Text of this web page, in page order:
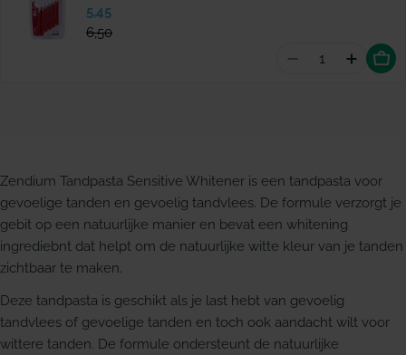
Verkoopprijs
5,45
Normale
prijs
6,50
Aantal
Zendium Tandpasta Sensitive Whitener is een tandpasta voor
gevoelige tanden en gevoelig tandvlees. De formule verzorgt je
gebit op een natuurlijke manier en bevat een whitening
ingrediebnt dat helpt om de natuurlijke witte kleur van je tanden
zichtbaar te maken.
Deze tandpasta is geschikt als je last hebt van gevoelig
tandvlees of gevoelige tanden en toch ook aandacht wilt voor
wittere tanden. De formule ondersteunt de natuurlijke